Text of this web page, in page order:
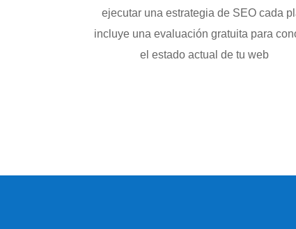
ejecutar una estrategia de SEO cada
incluye una evaluación gratuita para
el estado actual de tu web